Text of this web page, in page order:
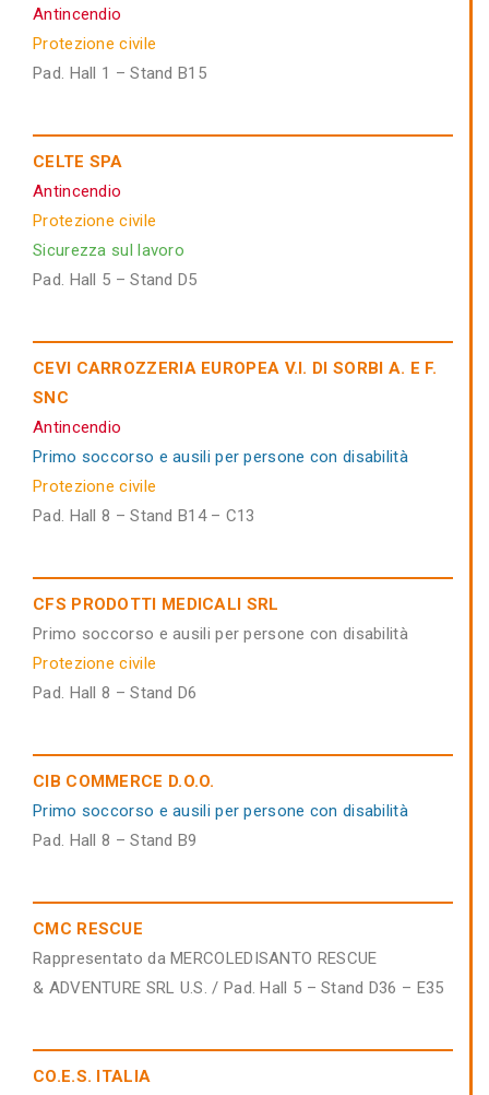
Antincendio
Protezione civile
Pad. Hall 1 – Stand B15
CELTE SPA
Antincendio
Protezione civile
Sicurezza sul lavoro
Pad. Hall 5 – Stand D5
CEVI CARROZZERIA EUROPEA V.I. DI SORBI A. E F.
SNC
Antincendio
Primo soccorso e ausili per persone con disabilità
Protezione civile
Pad. Hall 8 – Stand B14 – C13
CFS PRODOTTI MEDICALI SRL
Primo soccorso e ausili per persone con disabilità
Protezione civile
Pad. Hall 8 – Stand D6
CIB COMMERCE D.O.O.
Primo soccorso e ausili per persone con disabilità
Pad. Hall 8 – Stand B9
CMC RESCUE
Rappresentato da MERCOLEDISANTO RESCUE
& ADVENTURE SRL U.S. / Pad. Hall 5 – Stand D36 – E35
CO.E.S. ITALIA